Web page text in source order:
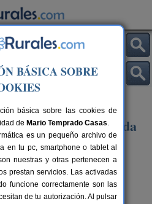
de Sarroca de Lleida
BÁSICA SOBRE
básica sobre las cookies de
de Mario Temprado Casas.
es un pequeño archivo de
en tu pc, smartphone o tablet al
nuestras y otras pertenecen a
prestan servicios. Las activadas
funcione correctamente son las
de tu autorización. Al pulsar